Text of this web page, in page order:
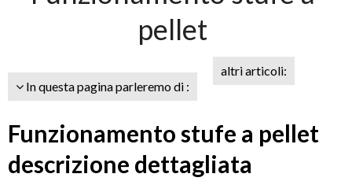
pellet
In questa pagina parleremo di :
altri articoli:
Funzionamento stufe a pellet
descrizione dettagliata